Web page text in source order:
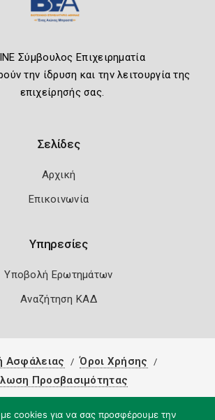
Σύμβουλος Επιχειρηματία
την ίδρυση και την λειτουργία της
επιχείρησής σας.
Σελίδες
Αρχική
Επικοινωνία
Υπηρεσίες
Υποβολή Ερωτημάτων
Αναζήτηση ΚΑΔ
Ασφάλειας
Όροι Χρήσης
Προσβασιμότητας
cookies για να σας προσφέρουμε την